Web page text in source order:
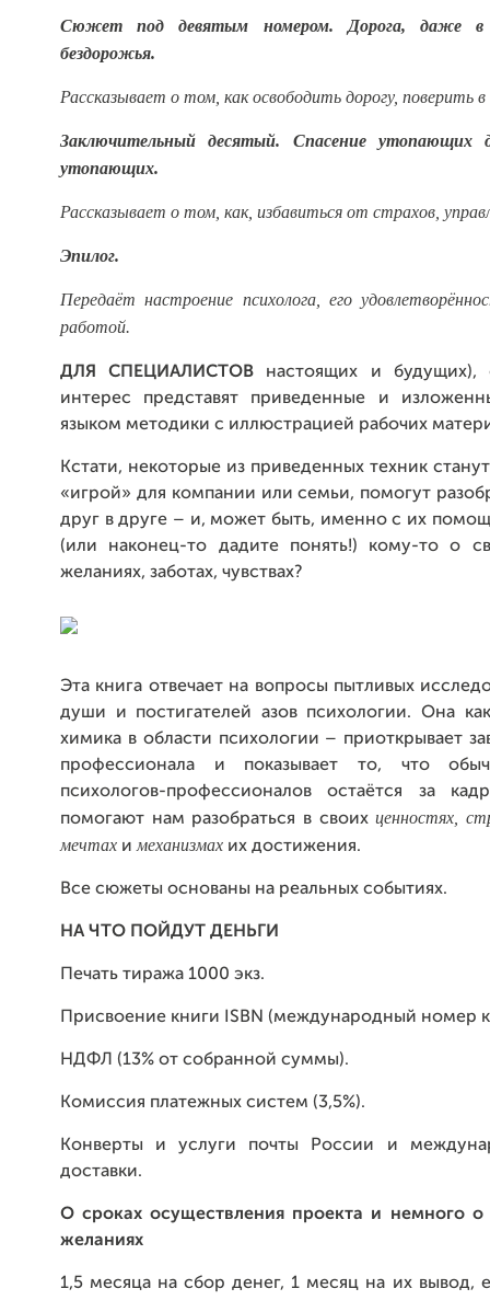
Сюжет под девятым номером. Дорога, даже в
бездорожья.
Рассказывает о том, как освободить дорогу, поверить в
Заключительный десятый. Спасение утопающих
утопающих.
Рассказывает о том, как, избавиться от страхов,
Эпилог.
Передаёт настроение психолога, его
работой.
ДЛЯ СПЕЦИАЛИСТОВ настоящих и будущих),
интерес представят приведенные и
языком методики с иллюстрацией рабочих
Кстати, некоторые из приведенных техник
«игрой» для компании или семьи, помогут
друг в друге – и, может быть, именно с их
(или наконец-то дадите понять!) кому-то о
желаниях, заботах, чувствах?
Эта книга отвечает на вопросы пытливых
души и постигателей азов психологии. Она
химика в области психологии – приоткрывает
профессионала и показывает то, что
психологов-профессионалов остаётся за
помогают нам разобраться в своихценностях,
мечтах имеханизмах их достижения.
Все сюжеты основаны на реальных событиях.
НА ЧТО ПОЙДУТ ДЕНЬГИ
Печать тиража 1000 экз.
Присвоение книги ISBN (международный номер
НДФЛ (13% от собранной суммы).
Комиссия платежных систем (3,5%).
Конверты и услуги почты России и
доставки.
О сроках осуществления проекта и немного
желаниях
1,5 месяца на сбор денег, 1 месяц на их вывод,